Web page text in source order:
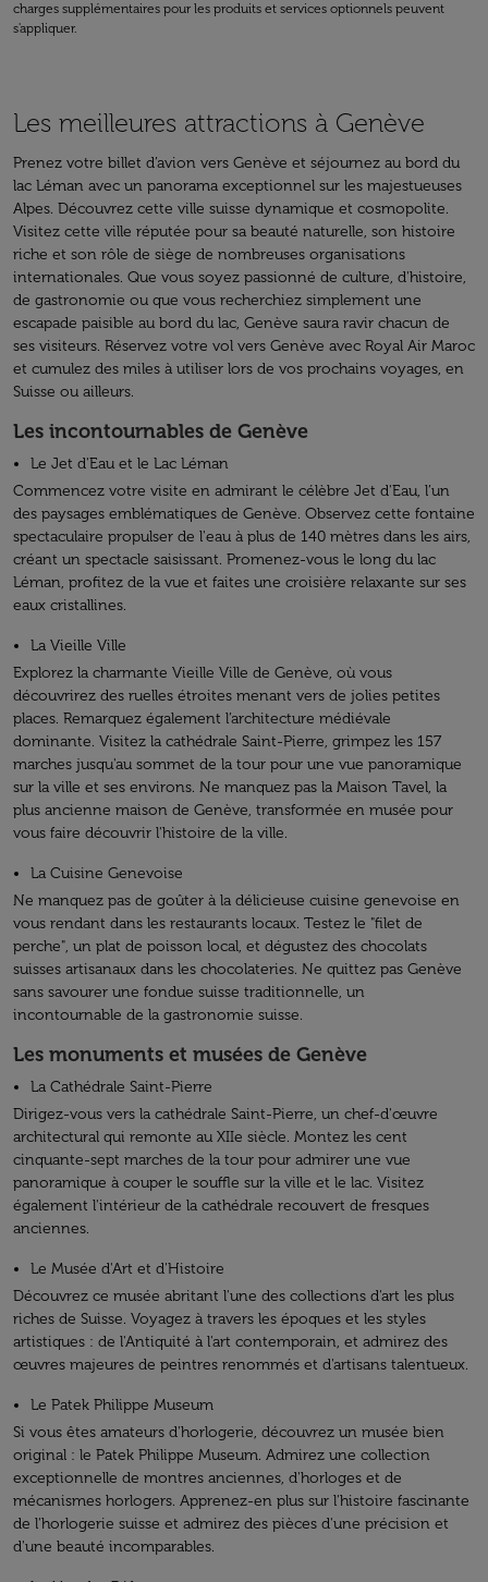
charges supplémentaires pour les produits et services optionnels peuvent
s'appliquer.
Les meilleures attractions à Genève
Prenez votre billet d’avion vers Genève et séjournez au bord du
lac Léman avec un panorama exceptionnel sur les majestueuses
Alpes. Découvrez cette ville suisse dynamique et cosmopolite.
Visitez cette ville réputée pour sa beauté naturelle, son histoire
riche et son rôle de siège de nombreuses organisations
internationales. Que vous soyez passionné de culture, d'histoire,
de gastronomie ou que vous recherchiez simplement une
escapade paisible au bord du lac, Genève saura ravir chacun de
ses visiteurs. Réservez votre vol vers Genève avec Royal Air Maroc
et cumulez des miles à utiliser lors de vos prochains voyages, en
Suisse ou ailleurs.
Les incontournables de Genève
Le Jet d'Eau et le Lac Léman
Commencez votre visite en admirant le célèbre Jet d'Eau, l’un
des paysages emblématiques de Genève. Observez cette fontaine
spectaculaire propulser de l'eau à plus de 140 mètres dans les airs,
créant un spectacle saisissant. Promenez-vous le long du lac
Léman, profitez de la vue et faites une croisière relaxante sur ses
eaux cristallines.
La Vieille Ville
Explorez la charmante Vieille Ville de Genève, où vous
découvrirez des ruelles étroites menant vers de jolies petites
places. Remarquez également l’architecture médiévale
dominante. Visitez la cathédrale Saint-Pierre, grimpez les 157
marches jusqu'au sommet de la tour pour une vue panoramique
sur la ville et ses environs. Ne manquez pas la Maison Tavel, la
plus ancienne maison de Genève, transformée en musée pour
vous faire découvrir l'histoire de la ville.
La Cuisine Genevoise
Ne manquez pas de goûter à la délicieuse cuisine genevoise en
vous rendant dans les restaurants locaux. Testez le "filet de
perche", un plat de poisson local, et dégustez des chocolats
suisses artisanaux dans les chocolateries. Ne quittez pas Genève
sans savourer une fondue suisse traditionnelle, un
incontournable de la gastronomie suisse.
Les monuments et musées de Genève
La Cathédrale Saint-Pierre
Dirigez-vous vers la cathédrale Saint-Pierre, un chef-d'œuvre
architectural qui remonte au XIIe siècle. Montez les cent
cinquante-sept marches de la tour pour admirer une vue
panoramique à couper le souffle sur la ville et le lac. Visitez
également l'intérieur de la cathédrale recouvert de fresques
anciennes.
Le Musée d'Art et d'Histoire
Découvrez ce musée abritant l'une des collections d'art les plus
riches de Suisse. Voyagez à travers les époques et les styles
artistiques : de l'Antiquité à l'art contemporain, et admirez des
œuvres majeures de peintres renommés et d'artisans talentueux.
Le Patek Philippe Museum
Si vous êtes amateurs d'horlogerie, découvrez un musée bien
original : le Patek Philippe Museum. Admirez une collection
exceptionnelle de montres anciennes, d'horloges et de
mécanismes horlogers. Apprenez-en plus sur l'histoire fascinante
de l'horlogerie suisse et admirez des pièces d'une précision et
d'une beauté incomparables.